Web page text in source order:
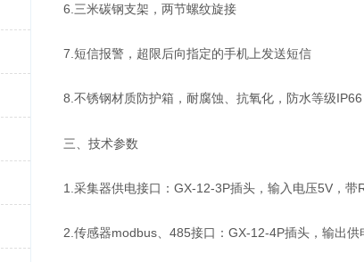
6.三米碳钢支架，两节螺纹旋接
7.短信报警，超限后向指定的手机上发送短信
8. 不锈钢材质防护箱，耐腐蚀、抗氧化，防水等级IP66
三、技术参数
1.采集器供电接口：GX-12-3P插头，输入电压5V，
2.传感器modbus、485接口：GX-12-4P插头，输出